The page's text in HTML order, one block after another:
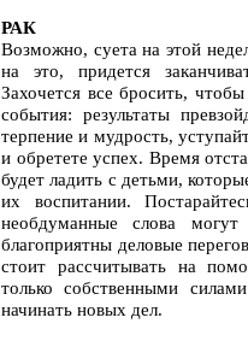
РАК
Возможно, суета на этой
на это, придется
Захочется все бросить,
события: результаты
терпение и мудрость,
и обретете успех. Время
будет ладить с детьми,
их воспитании.
необдуманные слова
благоприятны деловые
стоит рассчитывать на
только собственными
начинать новых дел.